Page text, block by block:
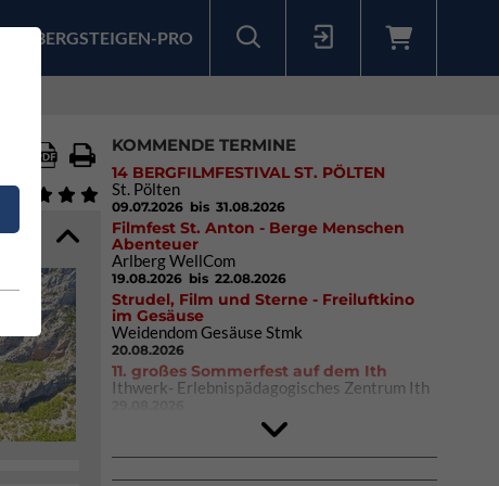
BERGSTEIGEN-PRO
KOMMENDE TERMINE
14 BERGFILMFESTIVAL ST. PÖLTEN
St. Pölten
09.07.2026 bis 31.08.2026
Filmfest St. Anton - Berge Menschen
Abenteuer
Arlberg WellCom
19.08.2026 bis 22.08.2026
Strudel, Film und Sterne - Freiluftkino
im Gesäuse
Weidendom Gesäuse Stmk
20.08.2026
11. großes Sommerfest auf dem Ith
Ithwerk- Erlebnispädagogisches Zentrum Ith
DAV Kletter- & Boulderzentrum München
Süd (Thalkirchen)